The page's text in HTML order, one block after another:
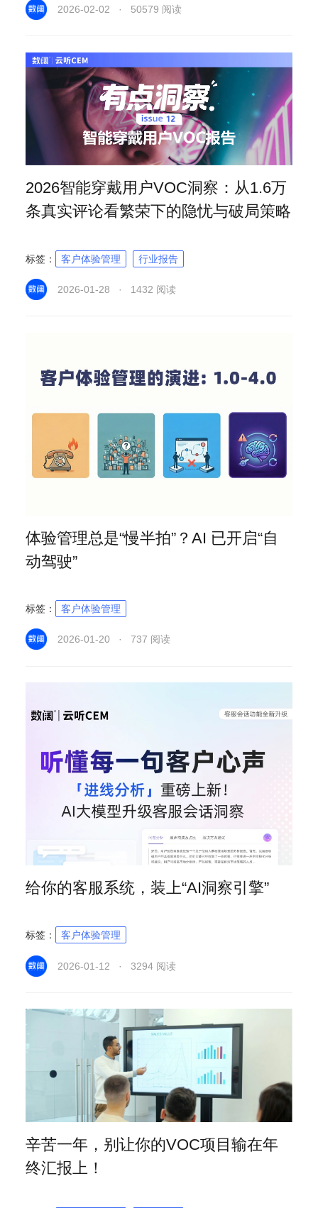
2026-02-02 · 50579 阅读
2026智能穿戴用户VOC洞察：从1.6万
条真实评论看繁荣下的隐忧与破局策略
标签： 客户体验管理 行业报告
2026-01-28 · 1432 阅读
体验管理总是“慢半拍”？AI 已开启“自
动驾驶”
标签： 客户体验管理
2026-01-20 · 737 阅读
给你的客服系统，装上“AI洞察引擎”
标签： 客户体验管理
2026-01-12 · 3294 阅读
辛苦一年，别让你的VOC项目输在年
终汇报上！